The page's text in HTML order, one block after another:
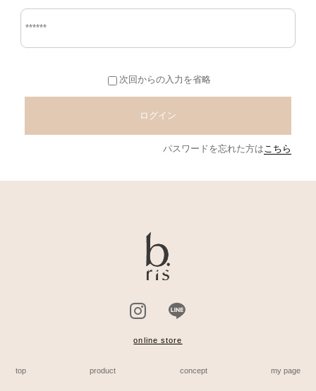
次回からの入力を省略
ログイン
パスワードを忘れた方は こちら
online store
top product concept my page